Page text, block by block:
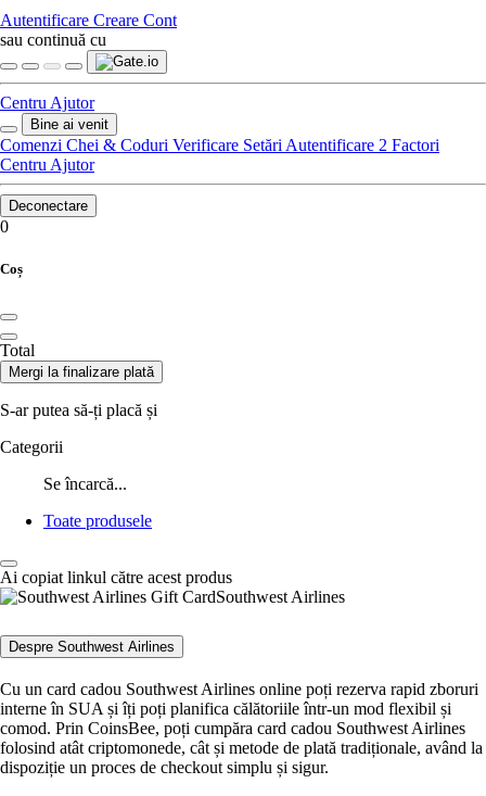
Autentificare Creare Cont
sau continuă cu
Centru Ajutor
Bine ai venit
Comenzi Chei & Coduri Verificare Setări Autentificare 2 Factori
Centru Ajutor
Deconectare
0
Coș
Total
Mergi la finalizare plată
S-ar putea să-ți placă și
Categorii
Se încarcă...
Toate produsele
Ai copiat linkul către acest produs
Southwest Airlines
Despre Southwest Airlines
Cu un card cadou Southwest Airlines online poți rezerva rapid zboruri
interne în SUA și îți poți planifica călătoriile într-un mod flexibil și
comod. Prin CoinsBee, poți cumpăra card cadou Southwest Airlines
folosind atât criptomonede, cât și metode de plată tradiționale, având la
dispoziție un proces de checkout simplu și sigur.